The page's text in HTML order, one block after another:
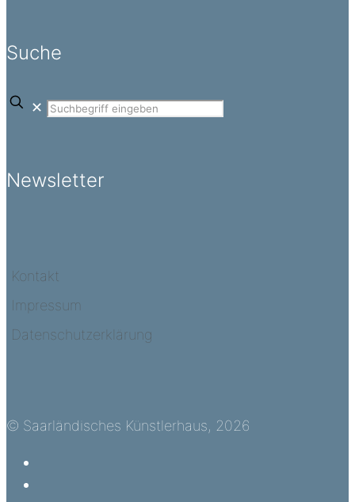
Suche
✕
Newsletter
Kontakt
Impressum
Datenschutzerklärung
© Saarländisches Künstlerhaus, 2026